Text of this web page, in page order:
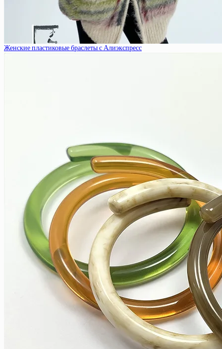
Женские пластиковые браслеты с Алиэкспресс